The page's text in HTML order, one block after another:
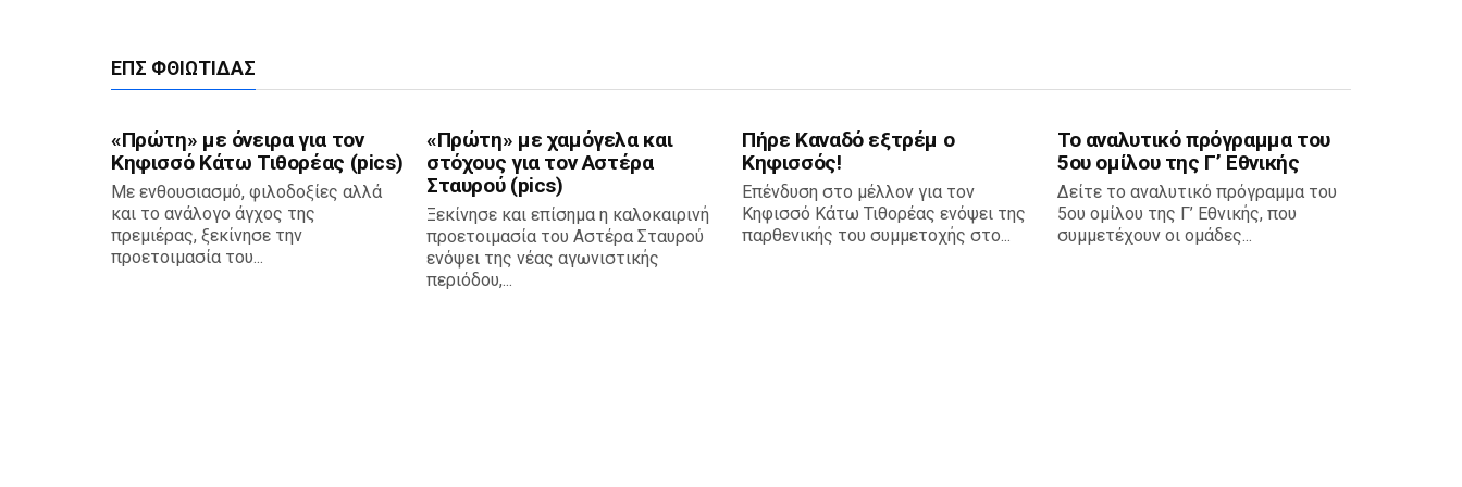
ΕΠΣ ΦΘΙΏΤΙΔΑΣ
«Πρώτη» με όνειρα για τον
Κηφισσό Κάτω Τιθορέας (pics)
Με ενθουσιασμό, φιλοδοξίες αλλά
και το ανάλογο άγχος της
πρεμιέρας, ξεκίνησε την
προετοιμασία του...
«Πρώτη» με χαμόγελα και
στόχους για τον Αστέρα
Σταυρού (pics)
Ξεκίνησε και επίσημα η καλοκαιρινή
προετοιμασία του Αστέρα Σταυρού
ενόψει της νέας αγωνιστικής
περιόδου,...
Πήρε Καναδό εξτρέμ ο
Κηφισσός!
Επένδυση στο μέλλον για τον
Κηφισσό Κάτω Τιθορέας ενόψει της
παρθενικής του συμμετοχής στο...
Το αναλυτικό πρόγραμμα του
5ου ομίλου της Γ’ Εθνικής
Δείτε το αναλυτικό πρόγραμμα του
5ου ομίλου της Γ’ Εθνικής, που
συμμετέχουν οι ομάδες...